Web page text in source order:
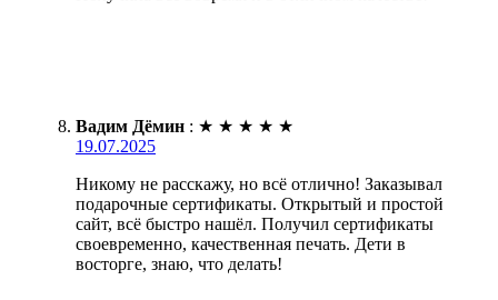
Вадим Дёмин : ★ ★ ★ ★ ★
19.07.2025
Никому не расскажу, но всё отлично! Заказывал
подарочные сертификаты. Открытый и простой
сайт, всё быстро нашёл. Получил сертификаты
своевременно, качественная печать. Дети в
восторге, знаю, что делать!